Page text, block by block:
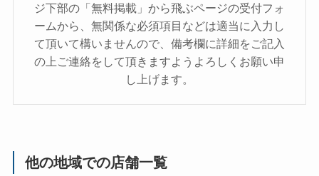
ジ下部の「無料掲載」から飛ぶページの受付フォ
ームから、無関係な必須項目などは適当に入力し
て頂いて構いませんので、備考欄に詳細をご記入
の上ご連絡をして頂きますようよろしくお願い申
し上げます。
他の地域での店舗一覧